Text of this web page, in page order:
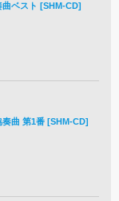
ベスト [SHM-CD]
曲 第1番 [SHM-CD]